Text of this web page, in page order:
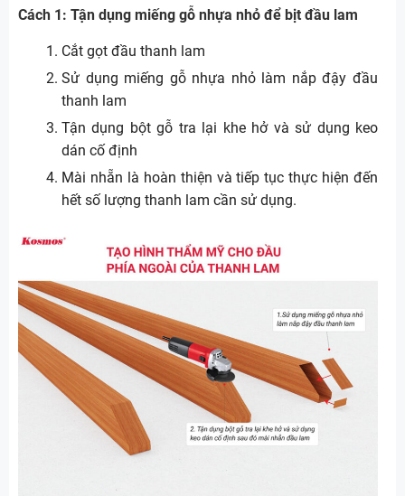
Cách 1: Tận dụng miếng gỗ nhựa nhỏ để bịt đầu lam
Cắt gọt đầu thanh lam
Sử dụng miếng gỗ nhựa nhỏ làm nắp đậy đầu
thanh lam
Tận dụng bột gỗ tra lại khe hở và sử dụng keo
dán cố định
Mài nhẵn là hoàn thiện và tiếp tục thực hiện đến
hết số lượng thanh lam cần sử dụng.